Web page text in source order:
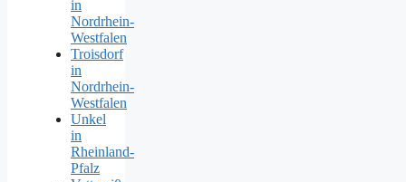
in
Nordrhein-
Westfalen
Troisdorf
in
Nordrhein-
Westfalen
Unkel
in
Rheinland-
Pfalz